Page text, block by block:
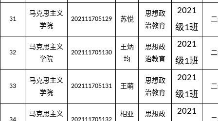
31
马克思主义
学院
202111705129 苏悦
思想政
治教育
2021
级1班
32
马克思主义
学院
202111705130
王炳
均
思想政
治教育
2021
级1班
33
马克思主义
学院
202111705131 王萌
思想政
治教育
2021
级1班
马克思主义
相亚 思想政 2021